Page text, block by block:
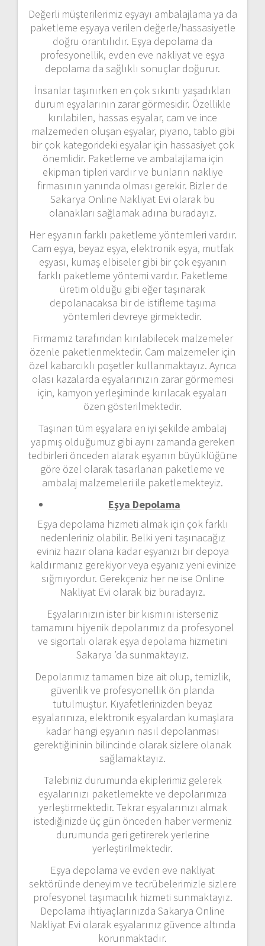
Değerli müşterilerimiz eşyayı ambalajlama ya da
paketleme eşyaya verilen değerle/hassasiyetle
doğru orantılıdır. Eşya depolama da
profesyonellik, evden eve nakliyat ve eşya
depolama da sağlıklı sonuçlar doğurur.
İnsanlar taşınırken en çok sıkıntı yaşadıkları
durum eşyalarının zarar görmesidir. Özellikle
kırılabilen, hassas eşyalar, cam ve ince
malzemeden oluşan eşyalar, piyano, tablo gibi
bir çok kategorideki eşyalar için hassasiyet çok
önemlidir. Paketleme ve ambalajlama için
ekipman tipleri vardır ve bunların nakliye
firmasının yanında olması gerekir. Bizler de
Sakarya Online Nakliyat Evi olarak bu
olanakları sağlamak adına buradayız.
Her eşyanın farklı paketleme yöntemleri vardır.
Cam eşya, beyaz eşya, elektronik eşya, mutfak
eşyası, kumaş elbiseler gibi bir çok eşyanın
farklı paketleme yöntemi vardır. Paketleme
üretim olduğu gibi eğer taşınarak
depolanacaksa bir de istifleme taşıma
yöntemleri devreye girmektedir.
Firmamız tarafından kırılabilecek malzemeler
özenle paketlenmektedir. Cam malzemeler için
özel kabarcıklı poşetler kullanmaktayız. Ayrıca
olası kazalarda eşyalarınızın zarar görmemesi
için, kamyon yerleşiminde kırılacak eşyaları
özen gösterilmektedir.
Taşınan tüm eşyalara en iyi şekilde ambalaj
yapmış olduğumuz gibi aynı zamanda gereken
tedbirleri önceden alarak eşyanın büyüklüğüne
göre özel olarak tasarlanan paketleme ve
ambalaj malzemeleri ile paketlemekteyiz.
Eşya Depolama
Eşya depolama hizmeti almak için çok farklı
nedenleriniz olabilir. Belki yeni taşınacağız
eviniz hazır olana kadar eşyanızı bir depoya
kaldırmanız gerekiyor veya eşyanız yeni evinize
sığmıyordur. Gerekçeniz her ne ise Online
Nakliyat Evi olarak biz buradayız.
Eşyalarınızın ister bir kısmını isterseniz
tamamını hijyenik depolarımız da profesyonel
ve sigortalı olarak eşya depolama hizmetini
Sakarya ’da sunmaktayız.
Depolarımız tamamen bize ait olup, temizlik,
güvenlik ve profesyonellik ön planda
tutulmuştur. Kıyafetlerinizden beyaz
eşyalarınıza, elektronik eşyalardan kumaşlara
kadar hangi eşyanın nasıl depolanması
gerektiğininin bilincinde olarak sizlere olanak
sağlamaktayız.
Talebiniz durumunda ekiplerimiz gelerek
eşyalarınızı paketlemekte ve depolarımıza
yerleştirmektedir. Tekrar eşyalarınızı almak
istediğinizde üç gün önceden haber vermeniz
durumunda geri getirerek yerlerine
yerleştirilmektedir.
Eşya depolama ve evden eve nakliyat
sektöründe deneyim ve tecrübelerimizle sizlere
profesyonel taşımacılık hizmeti sunmaktayız.
Depolama ihtiyaçlarınızda Sakarya Online
Nakliyat Evi olarak eşyalarınız güvence altında
korunmaktadır.